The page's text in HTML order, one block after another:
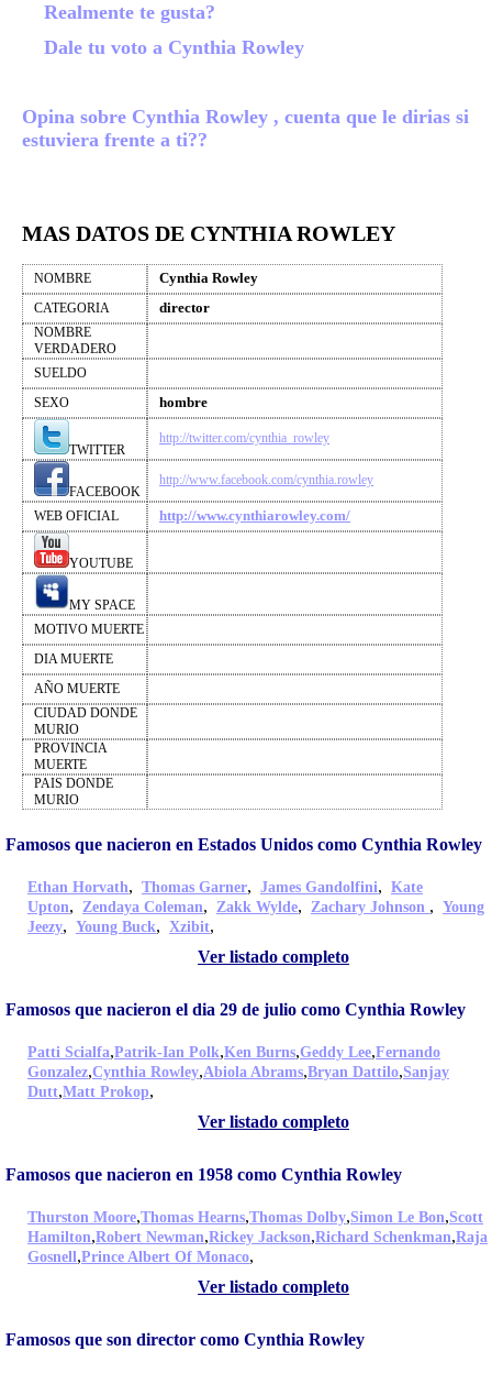
Realmente te gusta?
Dale tu voto a Cynthia Rowley
Opina sobre Cynthia Rowley , cuenta que le dirias si
estuviera frente a ti??
MAS DATOS DE CYNTHIA ROWLEY
NOMBRE Cynthia Rowley
CATEGORIA director
NOMBRE
VERDADERO
SUELDO
SEXO
hombre
TWITTER
http://twitter.com/cynthia_rowley
FACEBOOK
http://www.facebook.com/cynthia.rowley
WEB OFICIAL http://www.cynthiarowley.com/
YOUTUBE
MY SPACE
MOTIVO MUERTE
DIA MUERTE
AÑO MUERTE
CIUDAD DONDE
MURIO
PROVINCIA
MUERTE
PAIS DONDE
MURIO
Famosos que nacieron en Estados Unidos como Cynthia Rowley
Ethan Horvath, Thomas Garner, James Gandolfini, Kate
Upton, Zendaya Coleman, Zakk Wylde, Zachary Johnson , Young
Jeezy, Young Buck, Xzibit,
Ver listado completo
Famosos que nacieron el dia 29 de julio como Cynthia Rowley
Patti Scialfa,Patrik-Ian Polk,Ken Burns,Geddy Lee,Fernando
Gonzalez,Cynthia Rowley,Abiola Abrams,Bryan Dattilo,Sanjay
Dutt,Matt Prokop,
Ver listado completo
Famosos que nacieron en 1958 como Cynthia Rowley
Thurston Moore,Thomas Hearns,Thomas Dolby,Simon Le Bon,Scott
Hamilton,Robert Newman,Rickey Jackson,Richard Schenkman,Raja
Gosnell,Prince Albert Of Monaco,
Ver listado completo
Famosos que son director como Cynthia Rowley